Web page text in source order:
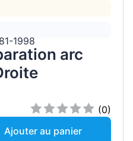
1998
arc
(0)
Ajouter au panier